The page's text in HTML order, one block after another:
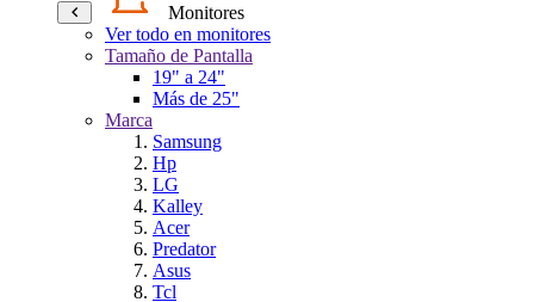
Monitores
Ver todo en monitores
Tamaño de Pantalla
19" a 24"
Más de 25"
Marca
Samsung
Hp
LG
Kalley
Acer
Predator
Asus
Tcl